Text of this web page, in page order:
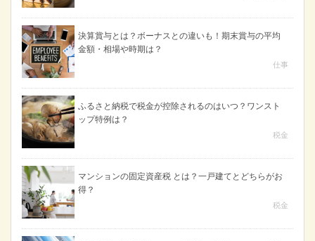
決算賞与とは？ボーナスとの違いも！期末賞与の平均
金額・相場や時期は？
仕事
ふるさと納税で税金が控除されるのはいつ？ワンスト
ップ特例は？
税金
マンションの固定資産税 とは？一戸建てとどちらがお
得？
税金